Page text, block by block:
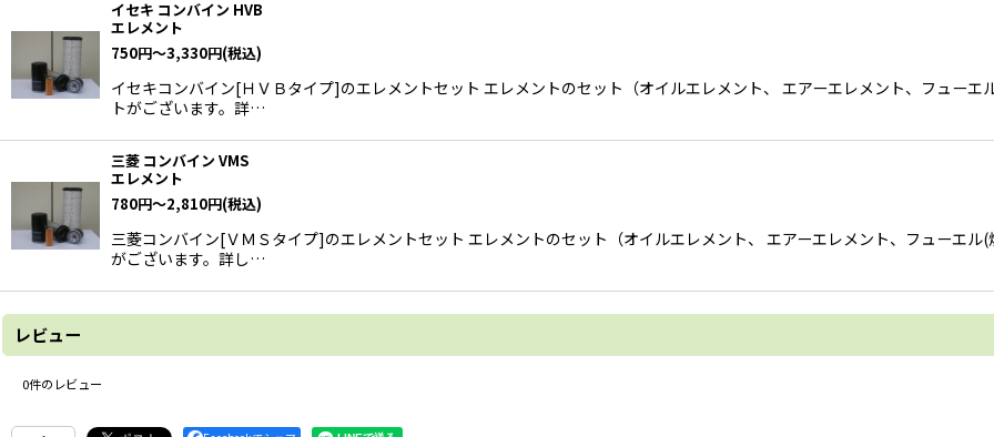
イセキ コンバイン HVB
エレメント
750円～3,330円(税込)
イセキコンバイン[ＨＶＢタイプ]のエレメントセット エレメントのセット（オイルエレメント、 エアーエレメント、フュー
トがございます。詳…
三菱 コンバイン VMS
エレメント
780円～2,810円(税込)
三菱コンバイン[ＶＭＳタイプ]のエレメントセット エレメントのセット（オイルエレメント、 エアーエレメント、フューエ
がございます。詳し…
レビュー
0件のレビュー